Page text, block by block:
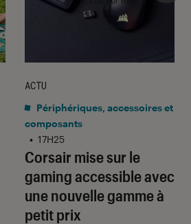
Corsair mise sur le
gaming accessible avec
une nouvelle gamme à
petit prix
ACTU
Périphériques, accessoires et
composants
• 17H25